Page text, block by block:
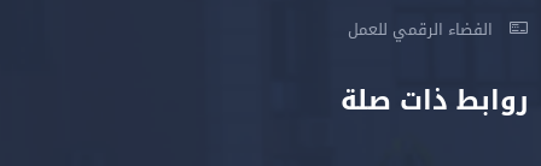
الفضاء الرقمي للعمل
روابط ذات صلة